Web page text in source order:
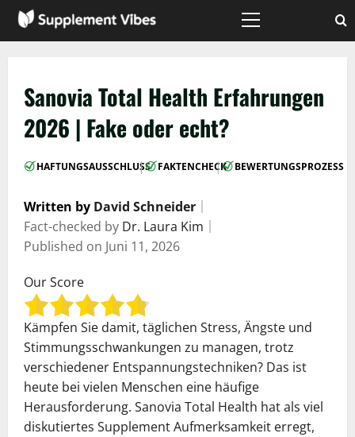
Zum
Inhalt
Hauptmenü
Sanovia Total Health Erfahrungen
2026 | Fake oder echt?
HAFTUNGSAUSSCHLUSS
| FAKTENCHECK
| BEWERTUNGSPROZESS
Written by David Schneider
Fact-checked by Dr. Laura Kim
Published on Juni 11, 2026
Our Score
Kämpfen Sie damit, täglichen Stress, Ängste und
Stimmungsschwankungen zu managen, trotz
verschiedener Entspannungstechniken? Das ist
heute bei vielen Menschen eine häufige
Herausforderung. Sanovia Total Health hat als viel
diskutiertes Supplement Aufmerksamkeit erregt,